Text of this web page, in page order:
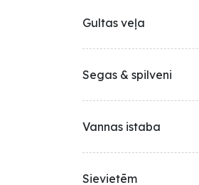
Gultas veļa
Segas & spilveni
Vannas istaba
Sievietēm